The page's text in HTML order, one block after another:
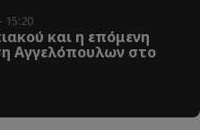
15:20
και η επόμενη
Αγγελόπουλων στο